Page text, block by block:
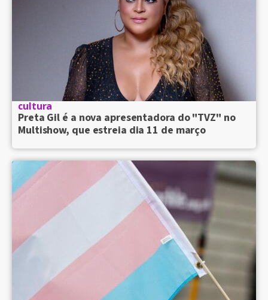
cultura
Preta Gil é a nova apresentadora do "TVZ" no
Multishow, que estreia dia 11 de março